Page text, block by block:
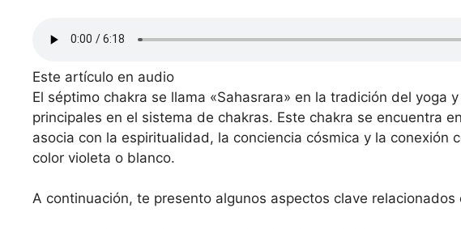
Este artículo en audio
El séptimo chakra se llama «Sahasrara» en la tradición del yoga
principales en el sistema de chakras. Este chakra se encuentra
asocia con la espiritualidad, la conciencia cósmica y la conexión
color violeta o blanco.
A continuación, te presento algunos aspectos clave